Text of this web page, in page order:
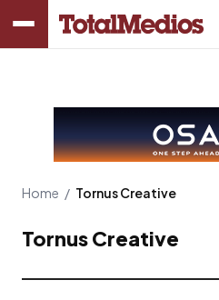
Home / Tornus Creative
Tornus Creative